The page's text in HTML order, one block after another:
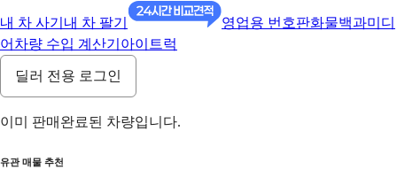
내 차 사기 내 차 팔기 영업용 번호판화물백과미디
어 차량 수입 계산기 아이트럭
딜러 전용 로그인
이미 판매완료된 차량입니다.
유관 매물 추천